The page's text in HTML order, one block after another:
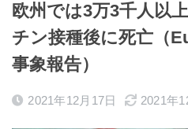
欧州では3万3千人以
チン接種後に死亡（
事象報告）
2021年12月17日 2021年